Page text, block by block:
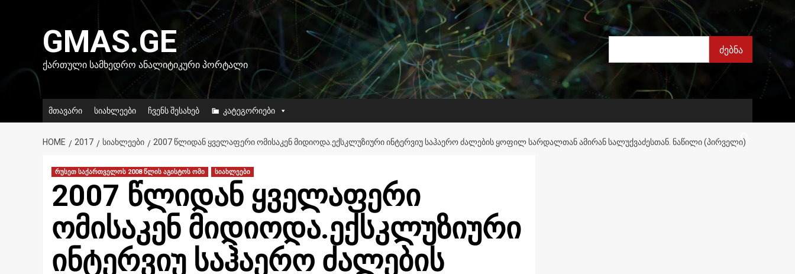
GMAS.GE
ᲥᲐᲠᲗᲣᲚᲘ ᲡᲐᲛᲮᲔᲓᲠᲝ ᲐᲜᲐᲚᲘᲢᲘᲙᲣᲠᲘ ᲞᲝᲠᲢᲐᲚᲘ
ძებნა
ძებნა
მთავარი სიახლეები ჩვენს შესახებ კატეგორიები
HOME 2017 ᲡᲘᲐᲮᲚᲔᲔᲑᲘ 2007 ᲬᲚᲘᲓᲐᲜ ᲧᲕᲔᲚᲐᲤᲔᲠᲘ ᲝᲛᲘᲡᲐᲙᲔᲜ ᲛᲘᲓᲘᲝᲓᲐ.ᲔᲥᲡᲙᲚᲣᲖᲘᲣᲠᲘ ᲘᲜᲢᲔᲠᲕᲘᲣ ᲡᲐᲰᲐᲔᲠᲝ ᲫᲐᲚᲔᲑᲘᲡ ᲧᲝᲤᲘᲚ ᲡᲐᲠᲓᲐᲚᲗᲐᲜ ᲐᲛᲘᲠᲐᲜ ᲡᲐᲚᲣᲥᲕᲐᲫᲔᲡᲗᲐᲜ. ᲜᲐᲬᲘᲚᲘ (ᲞᲘᲠᲕᲔᲚᲘ)
რუსეთ საქართველოს 2008 წლის აგისტოს ომი სიახლეები
2007 წლიდან ყველაფერი
ომისაკენ მიდიოდა.ექსკლუზიური
ინტერვიუ საჰაერო ძალების